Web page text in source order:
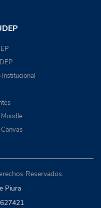
Reservados.
Piura